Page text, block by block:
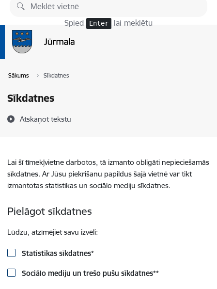
Pāriet uz lapas saturu
Spied Enter lai meklētu
Sākums Sīkdatnes
Sīkdatnes
Atskaņot tekstu
Lai šī tīmekļvietne darbotos, tā izmanto obligāti nepieciešamās
sīkdatnes. Ar Jūsu piekrišanu papildus šajā vietnē var tikt
izmantotas statistikas un sociālo mediju sīkdatnes.
Pielāgot sīkdatnes
Lūdzu, atzīmējiet savu izvēli:
Statistikas sīkdatnes*
Sociālo mediju un trešo pušu sīkdatnes**